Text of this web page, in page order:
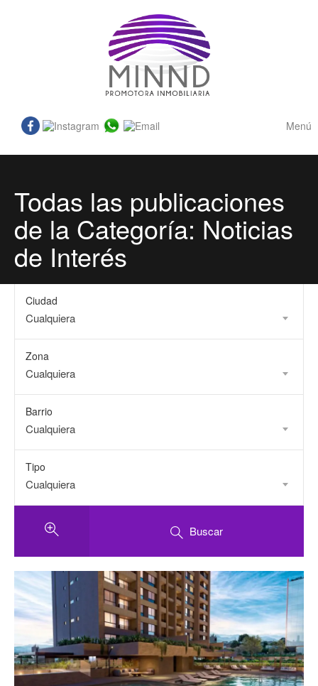
Menú
Todas las publicaciones
de la Categoría: Noticias
de Interés
Ciudad
Cualquiera
Zona
Cualquiera
Barrio
Cualquiera
Tipo
Cualquiera
Buscar